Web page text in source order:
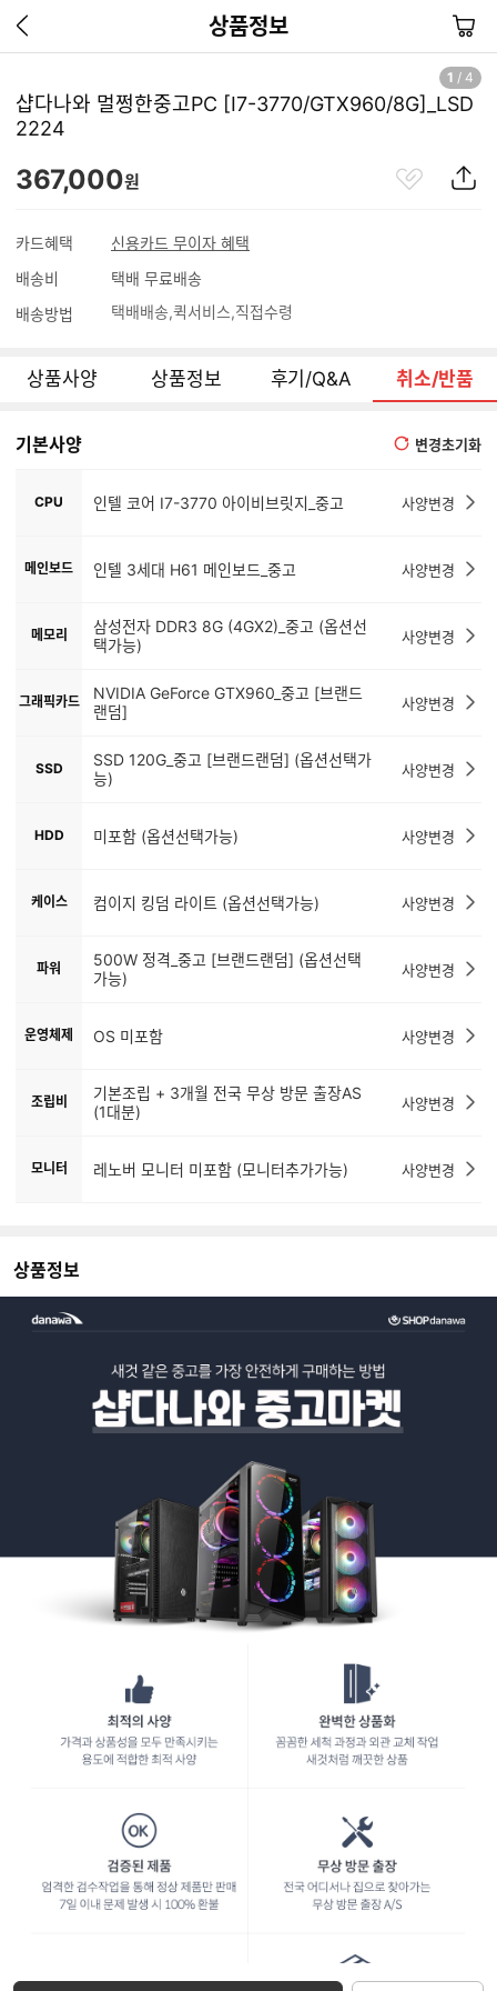
상품정보
이
지
가
장
바
구
니
1 / 4
샵다나와 멀쩡한중고PC [I7-3770/GTX960/8G]_LSD
2224
367,000원
카드혜택
신용카드 무이자 혜택
배송비
택배 무료배송
배송방법
택배배송 퀵서비스 직접수령
상품사양 상품정보 후기/Q&A 취소/반품
기본사양 변경초기화
CPU 인텔 코어 I7-3770 아이비브릿지_중고 사양변경
메인보드 인텔 3세대 H61 메인보드_중고 사양변경
메모리
삼성전자 DDR3 8G (4GX2)_중고 (옵션선
택가능)
사양변경
그래픽카드
NVIDIA GeForce GTX960_중고 [브랜드
랜덤]
사양변경
SSD
SSD 120G_중고 [브랜드랜덤] (옵션선택가
능)
사양변경
HDD 미포함 (옵션선택가능) 사양변경
케이스 컴이지 킹덤 라이트 (옵션선택가능) 사양변경
파워
500W 정격_중고 [브랜드랜덤] (옵션선택
가능)
사양변경
운영체제 OS 미포함 사양변경
조립비
기본조립 + 3개월 전국 무상 방문 출장AS
(1대분)
사양변경
모니터 레노버 모니터 미포함 (모니터추가가능) 사양변경
상품정보